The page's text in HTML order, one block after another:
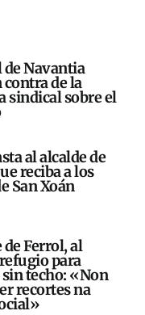
Navantia
contra de la
sindical sobre el
al alcalde de
reciba a los
San Xoán
de Ferrol, al
para
techo: «Non
recortes na